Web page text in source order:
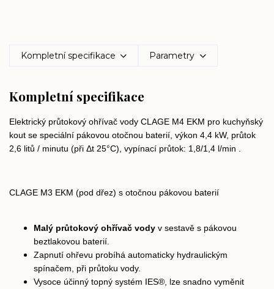
Kompletní specifikace Parametry
Kompletní specifikace
Elektrický průtokový ohřívač vody CLAGE M4 EKM pro kuchyňský
kout se speciální pákovou otočnou baterií, výkon 4,4 kW, průtok
2,6 litů / minutu (při Δt 25°C), vypínací průtok: 1,8/1,4 l/min .
CLAGE M3 EKM (pod dřez) s otočnou pákovou baterií
Malý průtokový ohřívač vody v sestavě s pákovou
beztlakovou baterií.
Zapnutí ohřevu probíhá automaticky hydraulickým
spínačem, při průtoku vody.
Vysoce účinný topný systém IES®, lze snadno vyměnit